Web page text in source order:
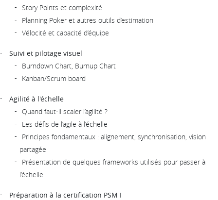
Story Points et complexité
Planning Poker et autres outils d’estimation
Vélocité et capacité d’équipe
Suivi et pilotage visuel
Burndown Chart, Burnup Chart
Kanban/Scrum board
Agilité à l'échelle
Quand faut-il scaler l’agilité ?
Les défis de l’agile à l’échelle
Principes fondamentaux : alignement, synchronisation, vision
partagée
Présentation de quelques frameworks utilisés pour passer à
l’échelle
Préparation à la certification PSM I